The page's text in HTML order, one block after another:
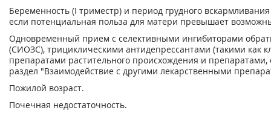
Беременность (I триместр) и период грудного
если потенциальная польза для матери превышает
Одновременный прием с селективными ингибиторами
(СИОЗС), трициклическими антидепрессантами (такими как
препаратами растительного происхождения и
раздел "Взаимодействие с другими лекарственными
Пожилой возраст.
Почечная недостаточность.